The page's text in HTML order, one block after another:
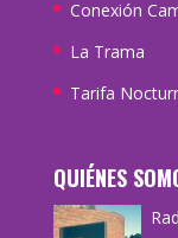
Conexión
La Trama
Tarifa
QUIÉNES